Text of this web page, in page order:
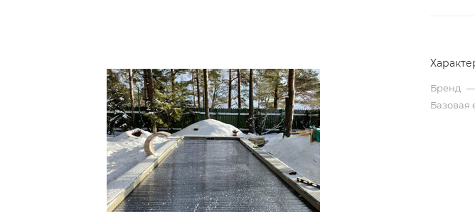
Бренд —
Базовая